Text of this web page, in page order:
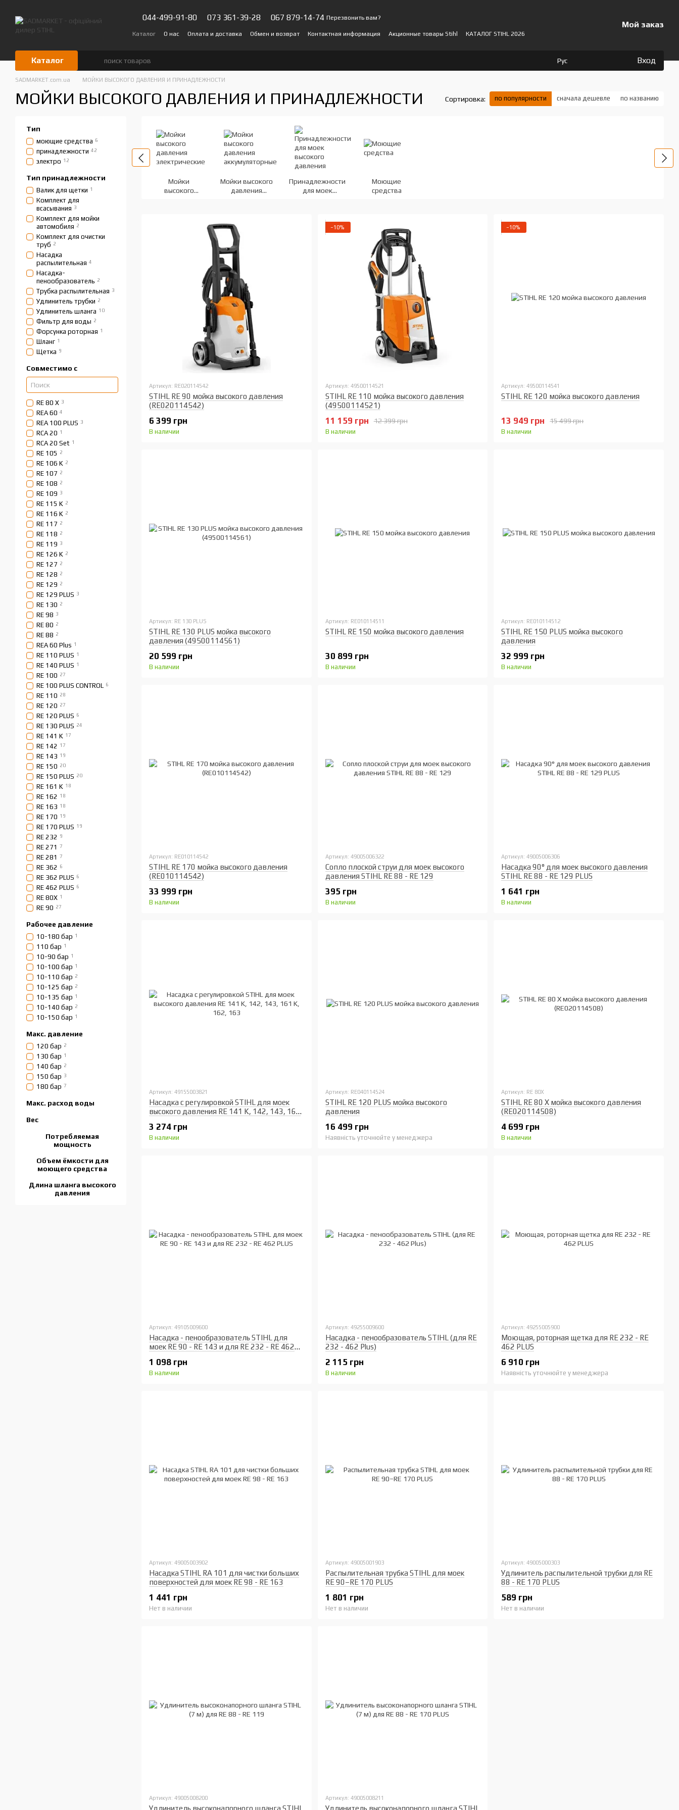
044-499-91-80 073 361-39-28 067 879-14-74 Перезвонить вам?
Каталог О нас Оплата и доставка Обмен и возврат Контактная информация Акционные товары Stihl
КАТАЛОГ STIHL 2026
Мой заказ
Каталог Рус Вход
SADMARKET.com.ua МОЙКИ ВЫСОКОГО ДАВЛЕНИЯ И ПРИНАДЛЕЖНОСТИ
МОЙКИ ВЫСОКОГО ДАВЛЕНИЯ И ПРИНАДЛЕЖНОСТИ Сортировка: по популярности сначала дешевле по названию
Мойки
высокого
Мойки высокого
давления
Принадлежности
для моек
Моющие
средства
Артикул: RE020114542
STIHL RE 90 мойка высокого давления
(RE020114542)
6 399 грн
В наличии
−10%
Артикул: 49500114521
STIHL RE 110 мойка высокого давления
(49500114521)
12 399 грн
11 159 грн
В наличии
−10%
Артикул: 49500114541
STIHL RE 120 мойка высокого давления
15 499 грн
13 949 грн
В наличии
Артикул: RE 130 PLUS
STIHL RE 130 PLUS мойка высокого
давления (49500114561)
20 599 грн
В наличии
Артикул: RE010114511
STIHL RE 150 мойка высокого давления
30 899 грн
В наличии
Артикул: RE010114512
STIHL RE 150 PLUS мойка высокого
давления
32 999 грн
В наличии
Артикул: RE010114542
STIHL RE 170 мойка высокого давления
(RE010114542)
33 999 грн
В наличии
Артикул: 49005006322
Сопло плоской струи для моек высокого
давления STIHL RE 88 - RE 129
395 грн
В наличии
Артикул: 49005006306
Насадка 90° для моек высокого давления
STIHL RE 88 - RE 129 PLUS
1 641 грн
В наличии
Артикул: 49155003821
Насадка с регулировкой STIHL для моек
высокого давления RE 141 K, 142, 143, 161
3 274 грн
В наличии
Артикул: RE040114524
STIHL RE 120 PLUS мойка высокого
давления
16 499 грн
Наявність уточнюйте у менеджера
Артикул: RE 80Х
STIHL RE 80 Х мойка высокого давления
(RE020114508)
4 699 грн
В наличии
Артикул: 49105009600
Насадка - пенообразователь STIHL для
моек RE 90 - RE 143 и для RE 232 - RE 462
1 098 грн
В наличии
Артикул: 49255009600
Насадка - пенообразователь STIHL (для RE
232 - 462 Plus)
2 115 грн
В наличии
Артикул: 49255005900
Моющая, роторная щетка для RE 232 - RE
462 PLUS
6 910 грн
Наявність уточнюйте у менеджера
Артикул: 49005003902
Насадка STIHL RA 101 для чистки больших
поверхностей для моек RE 98 - RE 163
1 441 грн
Нет в наличии
Артикул: 49005001903
Распылительная трубка STIHL для моек
RE 90–RE 170 PLUS
1 801 грн
Нет в наличии
Артикул: 49005000303
Удлинитель распылительной трубки для RE
88 - RE 170 PLUS
589 грн
Нет в наличии
Артикул: 49005008200
Удлинитель высоконапорного шланга STIHL
Артикул: 49005008211
Удлинитель высоконапорного шланга STIHL
Тип
моющие средства 6
принадлежности 42
электро 12
Тип принадлежности
Валик для щетки 1
Комплект для
всасывания 3
Комплект для мойки
автомобиля 2
Комплект для очистки
труб 2
Насадка
распылительная 4
Насадка-
пенообразователь 2
Трубка распылительная 3
Удлинитель трубки 2
Удлинитель шланга 10
Фильтр для воды 2
Форсунка роторная 1
Шланг 1
Щетка 9
Совместимо с
RE 80 X 3
REA 60 4
REA 100 PLUS 3
RCA 20 1
RCA 20 Set 1
RE 105 2
RE 106 K 2
RE 107 2
RE 108 2
RE 109 3
RE 115 K 2
RE 116 K 2
RE 117 2
RE 118 2
RE 119 3
RE 126 K 2
RE 127 2
RE 128 2
RE 129 2
RE 129 PLUS 3
RE 130 2
RE 98 3
RE 80 2
RE 88 2
REA 60 Plus 1
RE 110 PLUS 1
RE 140 PLUS 1
RE 100 27
RE 100 PLUS CONTROL 6
RE 110 28
RE 120 27
RE 120 PLUS 6
RE 130 PLUS 24
RE 141 K 17
RE 142 17
RE 143 19
RE 150 20
RE 150 PLUS 20
RE 161 K 18
RE 162 18
RE 163 18
RE 170 19
RE 170 PLUS 19
RE 232 9
RE 271 7
RE 281 7
RE 362 6
RE 362 PLUS 6
RE 462 PLUS 6
RE 80X 1
RE 90 27
Рабочее давление
10-180 бар 1
110 бар 1
10-90 бар 1
10-100 бар 1
10-110 бар 2
10-125 бар 2
10-135 бар 1
10-140 бар 2
10-150 бар 1
Макс. давление
120 бар 2
130 бар 1
140 бар 2
150 бар 3
180 бар 7
Макс. расход воды
Вес
Потребляемая
мощность
Объем ёмкости для
моющего средства
Длина шланга высокого
давления